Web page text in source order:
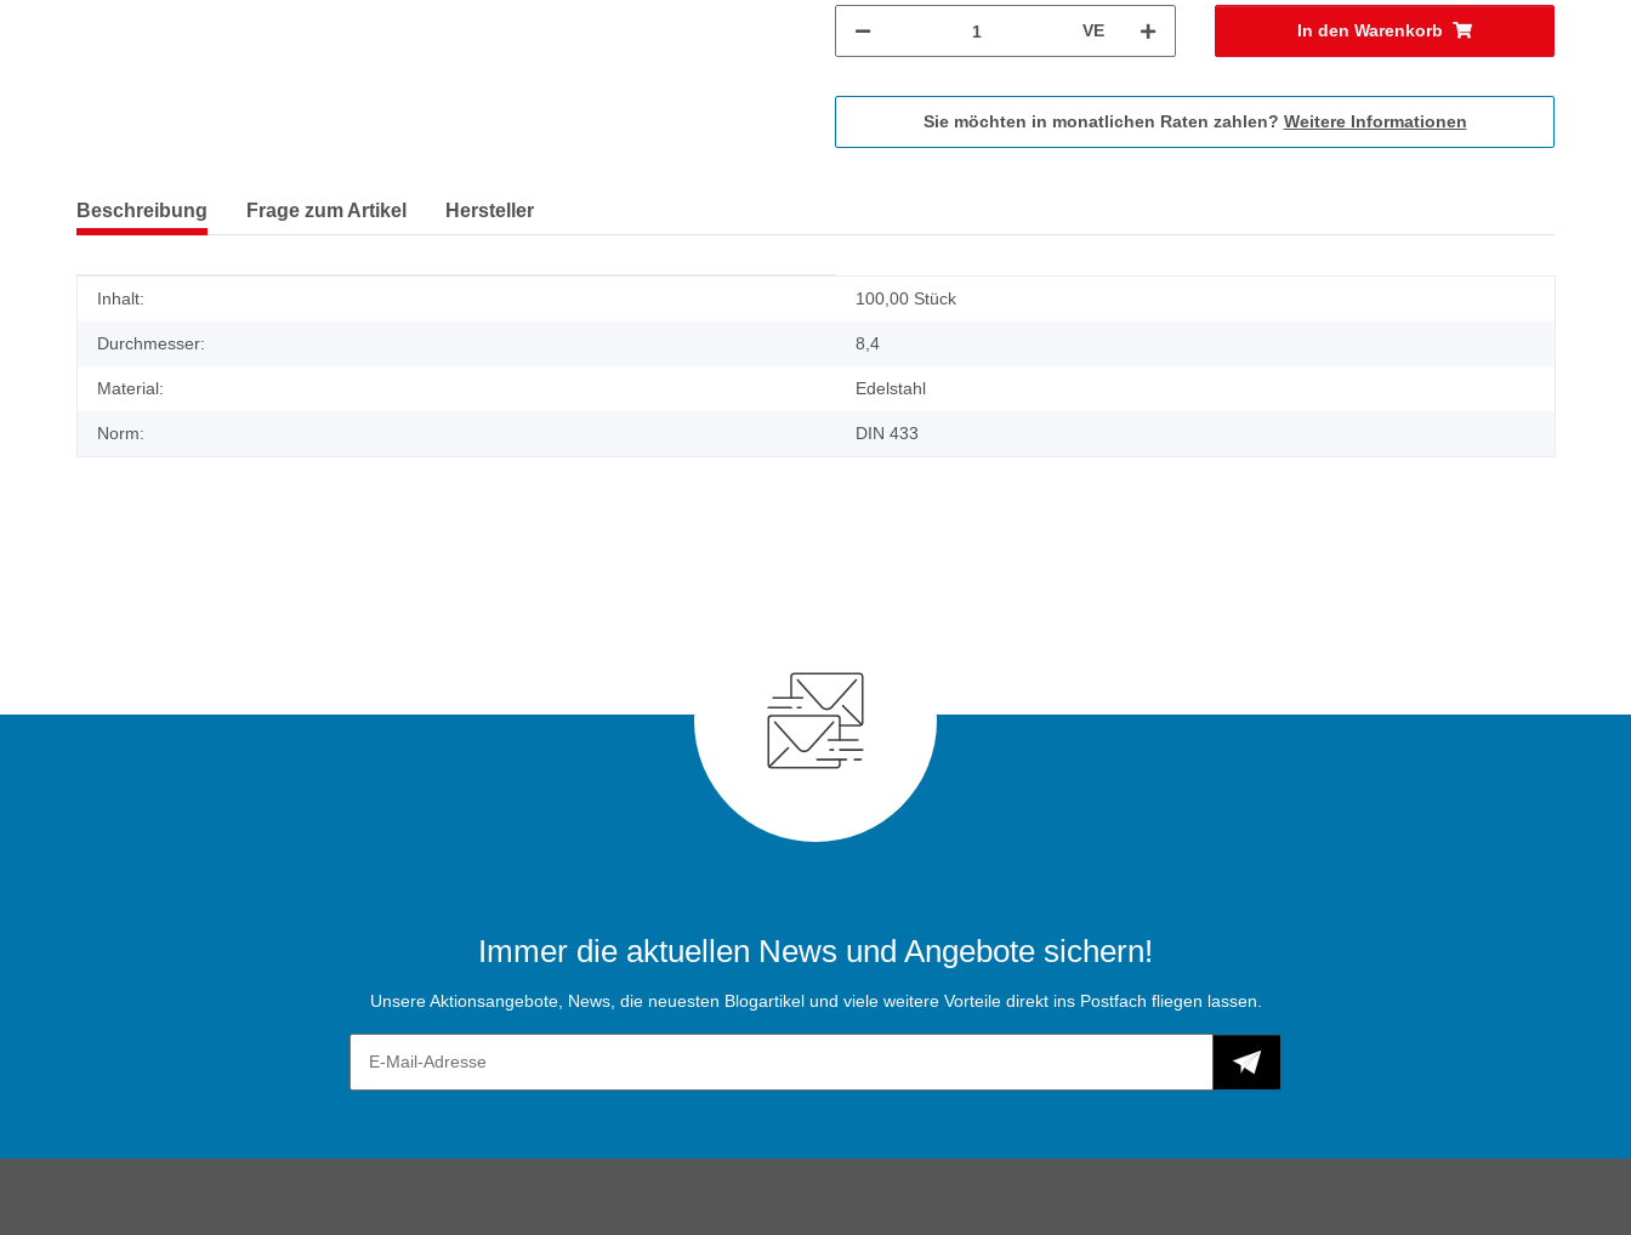
VE In den Warenkorb
Sie möchten in monatlichen Raten zahlen? Weitere Informationen
Beschreibung Frage zum Artikel Hersteller
Produkteigenschaft
Wert
Inhalt: 100,00 Stück
Durchmesser: 8,4
Material: Edelstahl
Norm: DIN 433
Immer die aktuellen News und Angebote sichern!
Unsere Aktionsangebote, News, die neuesten Blogartikel und viele weitere Vorteile direkt ins Postfach fliegen lassen.